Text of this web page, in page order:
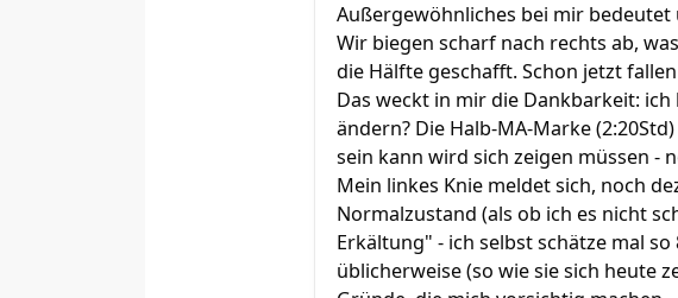
Außergewöhnliches bei mir
Wir biegen scharf nach rechts ab,
die Hälfte geschafft. Schon jetzt
Das weckt in mir die Dankbarkeit:
ändern? Die Halb-MA-Marke
sein kann wird sich zeigen müssen -
Mein linkes Knie meldet sich, noch
Normalzustand (als ob ich es nicht
Erkältung" - ich selbst schätze mal
üblicherweise (so wie sie sich heute